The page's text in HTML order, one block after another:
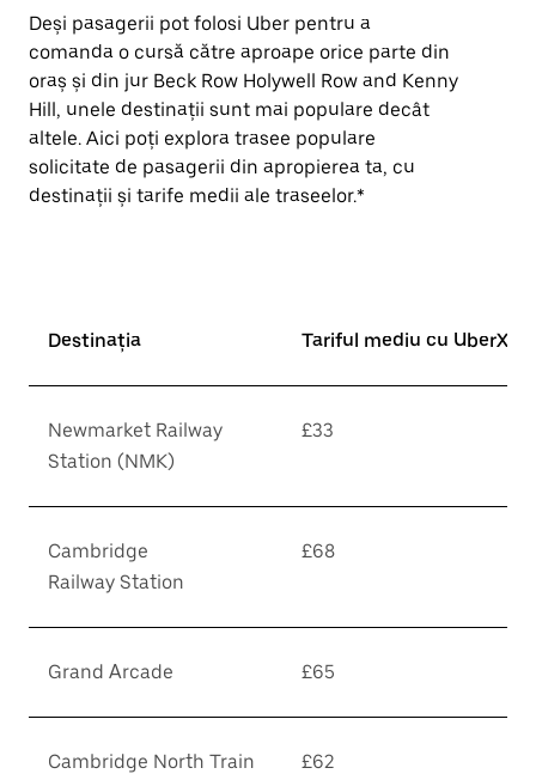
Deși pasagerii pot folosi Uber pentru a
comanda o cursă către aproape orice parte din
oraș și din jur Beck Row Holywell Row and Kenny
Hill, unele destinații sunt mai populare decât
altele. Aici poți explora trasee populare
solicitate de pasagerii din apropierea ta, cu
destinații și tarife medii ale traseelor.*
Destinația Tariful mediu cu UberX*
Newmarket Railway
Station (NMK)
£33
Cambridge
Railway Station
£68
Grand Arcade £65
Cambridge North Train
£62